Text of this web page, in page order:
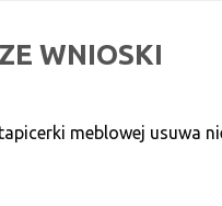
WNIOSKI
meblowej usuwa